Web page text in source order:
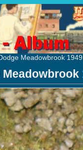
Meadowbrook 1949
Meadowbrook